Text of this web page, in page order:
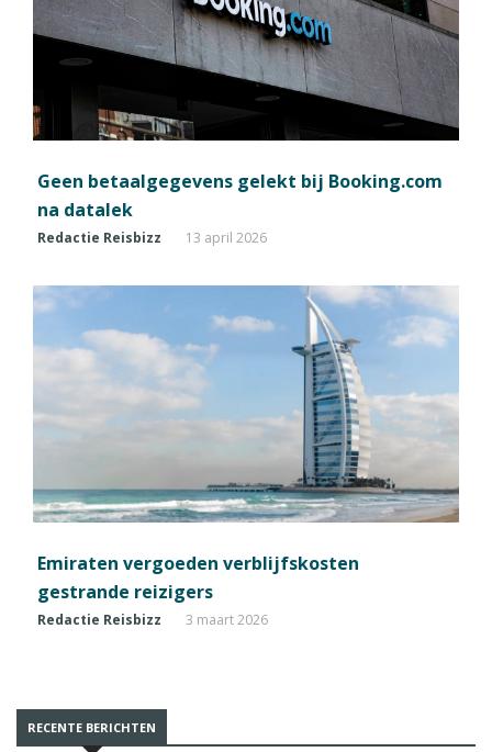
Geen betaalgegevens gelekt bij Booking.com
na datalek
Redactie Reisbizz 13 april 2026
Emiraten vergoeden verblijfskosten
gestrande reizigers
Redactie Reisbizz 3 maart 2026
RECENTE BERICHTEN